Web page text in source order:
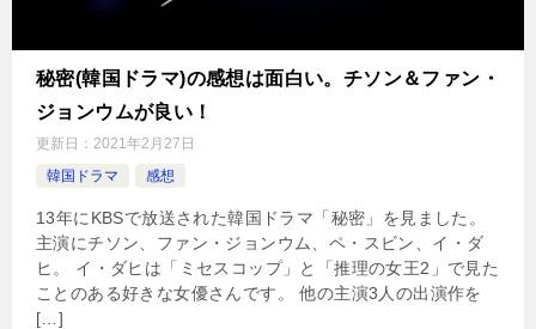
秘密(韓国ドラマ)の感想は面白い。チソン＆ファン・
ジョンウムが良い！
更新日： 2021年2月27日
韓国ドラマ
感想
13年にKBSで放送された韓国ドラマ「秘密」を見ました。
主演にチソン、ファン・ジョンウム、ペ・スビン、イ・ダ
ヒ。 イ・ダヒは「ミセスコップ」と「推理の女王2」で見た
ことのある好きな女優さんです。 他の主演3人の出演作を
[…]